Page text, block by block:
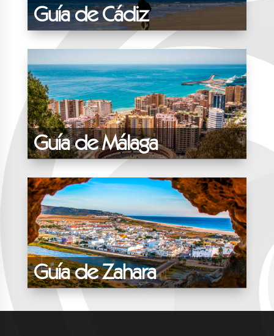
Guía de Cádiz
Guía de Málaga
Guía de Zahara